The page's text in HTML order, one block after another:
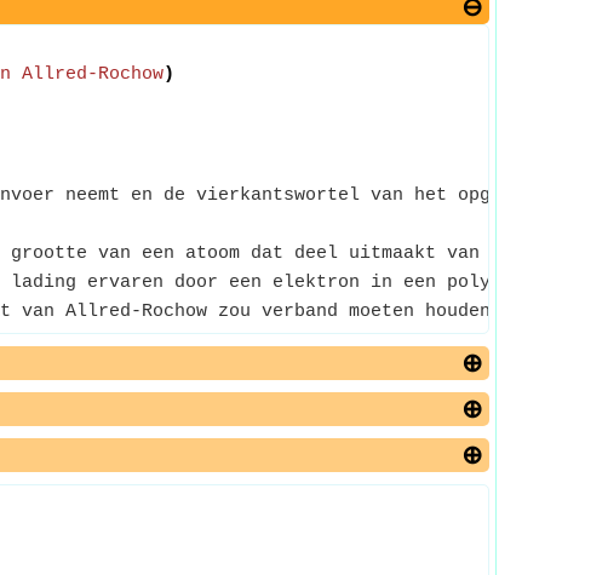
Rochow)
neemt en de vierkantswortel van het opgegeven
van een atoom dat deel uitmaakt van één
ervaren door een elektron in een
Allred-Rochow zou verband moeten houden met de